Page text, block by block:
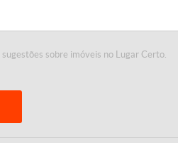
sobre imóveis no Lugar Certo.